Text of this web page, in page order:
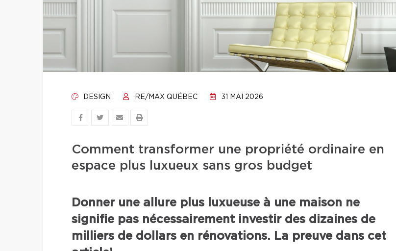
DESIGN RE/MAX QUÉBEC 31 MAI 2026
Comment transformer une propriété ordinaire en
espace plus luxueux sans gros budget
Donner une allure plus luxueuse à une maison ne
signifie pas nécessairement investir des dizaines de
milliers de dollars en rénovations. La preuve dans cet